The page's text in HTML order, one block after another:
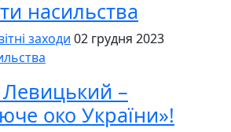
насильства
заходи 02 грудня 2023
–
око України»!